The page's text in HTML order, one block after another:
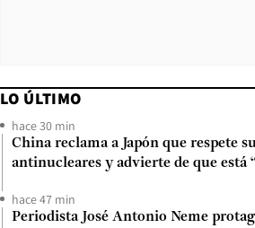
LO ÚLTIMO
hace 30 min
China reclama a Japón que respete
antinucleares y advierte de que está
hace 47 min
Periodista José Antonio Neme